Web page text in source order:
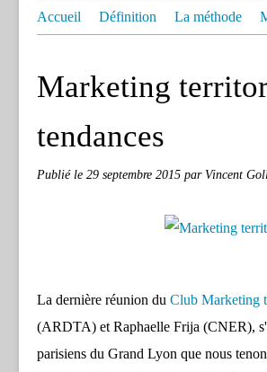
Accueil Définition La méthode
Marketing
tendances
Publié le 29 septembre 2015 par Vincent
La dernière réunion du Club Marketing
(ARDTA) et Raphaelle Frija (CNER),
parisiens du Grand Lyon que nous